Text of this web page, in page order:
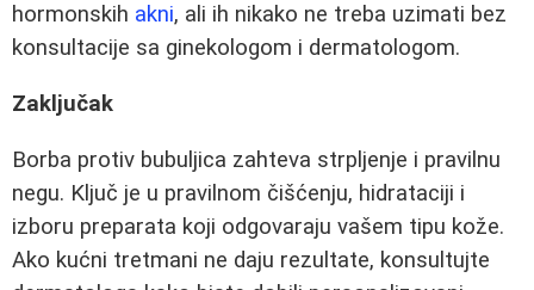
hormonskih akni, ali ih nikako ne treba uzimati bez
konsultacije sa ginekologom i dermatologom.
Zaključak
Borba protiv bubuljica zahteva strpljenje i pravilnu
negu. Ključ je u pravilnom čišćenju, hidrataciji i
izboru preparata koji odgovaraju vašem tipu kože.
Ako kućni tretmani ne daju rezultate, konsultujte